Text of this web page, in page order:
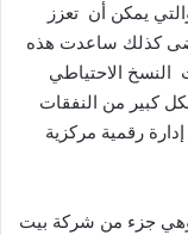
يمكن أن تعزز
كذلك ساعدت هذه
النسخ الاحتياطي
وقلل بشكل كبير من النفقات
رقمية مركزية
وهي جزء من شركة بيت